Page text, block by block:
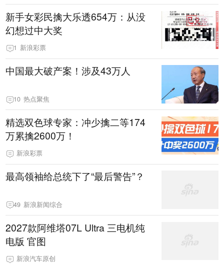
新手女彩民擒大乐透654万：从没
幻想过中大奖
1 新浪彩票
中国最大破产案！涉及43万人
10 热点聚焦
精选双色球专家：冲少擒二等174
万累擒2600万！
新浪彩票
最高领袖给总统下了“最后警告”？
49 新浪新闻综合
2027款阿维塔07L Ultra 三电机纯
电版 官图
新浪汽车原创